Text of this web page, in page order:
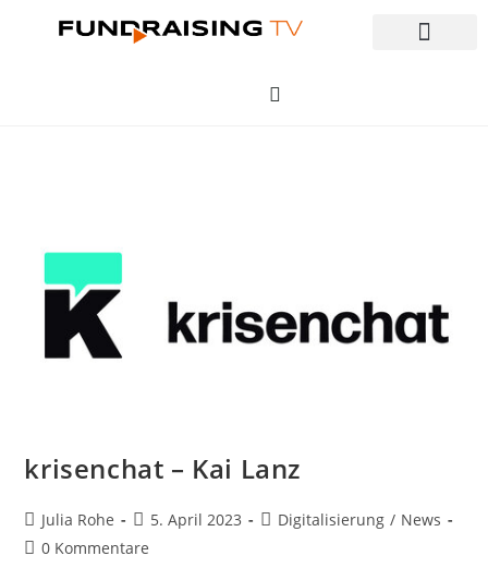
krisenchat – Kai Lanz
Julia Rohe 5. April 2023 Digitalisierung / News
0 Kommentare